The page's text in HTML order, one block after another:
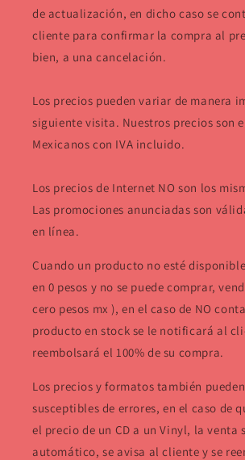
de actualización, en dicho caso se
cliente para confirmar la compra al
bien, a una cancelación.
Los precios pueden variar de manera
siguiente visita. Nuestros precios son
Mexicanos con IVA incluido.
Los precios de Internet NO son los
Las promociones anunciadas son
en línea.
Cuando un producto no esté
en 0 pesos y no se puede comprar,
cero pesos mx ), en el caso de NO
producto en stock se le notificará al
reembolsará el 100% de su compra.
Los precios y formatos también
susceptibles de errores, en el caso de
el precio de un CD a un Vinyl, la venta
automático, se avisa al cliente y se